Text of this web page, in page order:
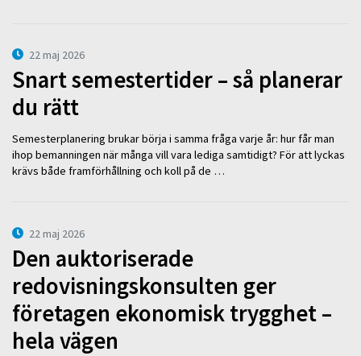
22 maj 2026
Snart semestertider – så planerar
du rätt
Semesterplanering brukar börja i samma fråga varje år: hur får man
ihop bemanningen när många vill vara lediga samtidigt? För att lyckas
krävs både framförhållning och koll på de …
22 maj 2026
Den auktoriserade
redovisningskonsulten ger
företagen ekonomisk trygghet –
hela vägen